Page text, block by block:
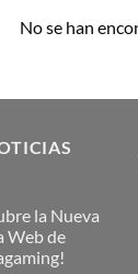
No se han
la Nueva
Web de